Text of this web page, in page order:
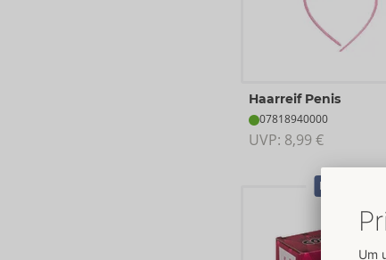
Haarreif Penis
07818940000
UVP: 8,99 €
Bestseller